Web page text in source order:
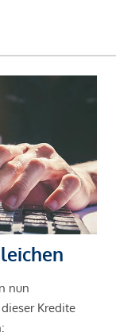
nun
Kredite